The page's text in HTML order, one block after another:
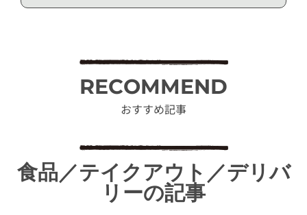
RECOMMEND
おすすめ記事
食品／テイクアウト／デリバ
リーの記事